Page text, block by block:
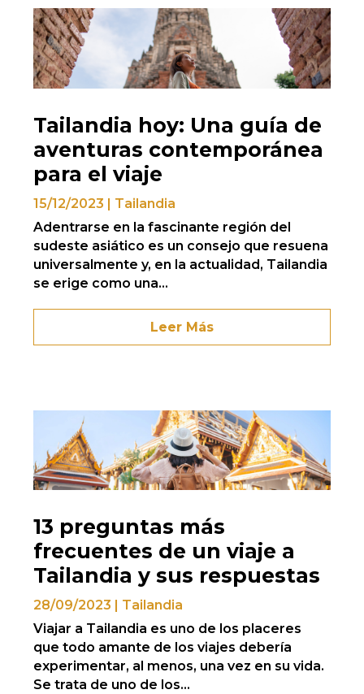
Tailandia hoy: Una guía de
aventuras contemporánea
para el viaje
15/12/2023 | Tailandia
Adentrarse en la fascinante región del
sudeste asiático es un consejo que resuena
universalmente y, en la actualidad, Tailandia
se erige como una...
Leer Más
13 preguntas más
frecuentes de un viaje a
Tailandia y sus respuestas
28/09/2023
Tailandia
Viajar a Tailandia es uno de los placeres
que todo amante de los viajes debería
experimentar, al menos, una vez en su vida.
Se trata de uno de los...